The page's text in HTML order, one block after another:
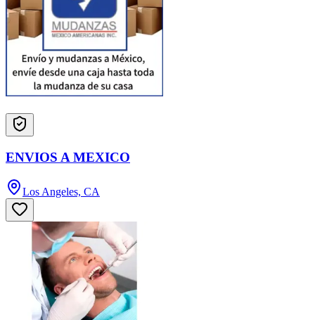
ENVIOS A MEXICO
Los Angeles, CA